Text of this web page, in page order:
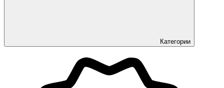
Категории